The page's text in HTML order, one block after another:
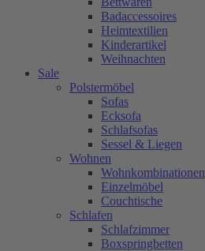
Badaccessoires
Heimtextilien
Kinderartikel
Weihnachten
Sale
Polstermöbel
Sofas
Ecksofa
Schlafsofas
Sessel & Liegen
Wohnen
Wohnkombinationen
Einzelmöbel
Couchtische
Schlafen
Schlafzimmer
Boxspringbetten